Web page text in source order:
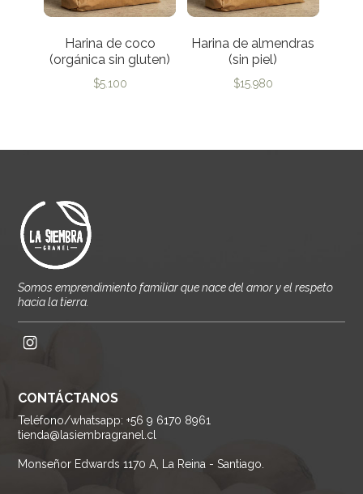
Harina de coco
(orgánica sin gluten)
$5.100
Harina de almendras
(sin piel)
$15.980
Somos emprendimiento familiar que nace del amor y el respeto
hacia la tierra.
CONTÁCTANOS
Teléfono/whatsapp: +56 9 6170 8961
tienda@lasiembragranel.cl
Monseñor Edwards 1170 A, La Reina - Santiago.